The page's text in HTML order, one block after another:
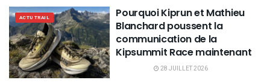
ACTU TRAIL
Pourquoi Kiprun et Mathieu
Blanchard poussent la
communication de la
Kipsummit Race maintenant
28 JUILLET 2026